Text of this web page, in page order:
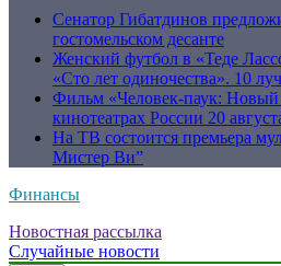
Сенатор Гибатдинов
гостомельском десанте
Женский футбол в «Теде
«Сто лет одиночества». 10
Фильм «Человек-паук: Новый
кинотеатрах России 20
На ТВ состоится премьера
Мистер Ви”
Финансы
Новостная рассылка
Случайные новости